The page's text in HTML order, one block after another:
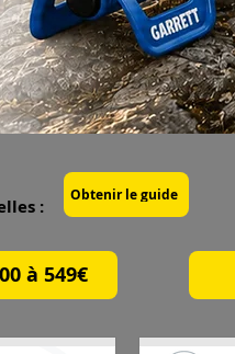
:
Obtenir le guide
à 549€